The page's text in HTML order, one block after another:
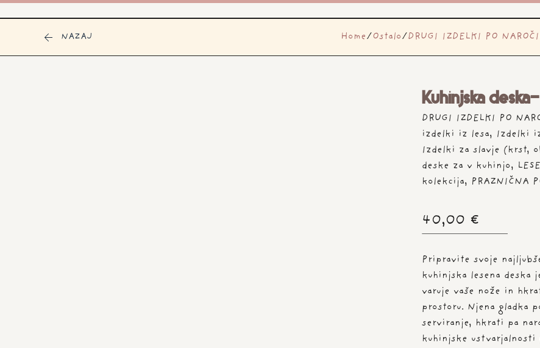
NAZAJ Home/Ostalo/DRUGI IZDELKI PO
Kuhinjska
DRUGI IZDELKI PO
izdelki iz lesa, Izdelki
Izdelki za slavje (krst,
deske za v kuhinjo,
kolekcija, PRAZNIČNA
40,00 €
Pripravite svoje
kuhinjska lesena deska
varuje vaše nože in
prostoru. Njena gladka
serviranje, hkrati pa
kuhinjske ustvarjalnosti